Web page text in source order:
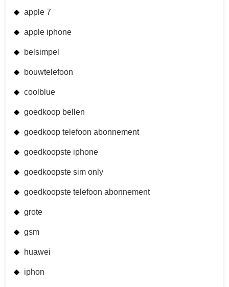
apple 7
apple iphone
belsimpel
bouwtelefoon
coolblue
goedkoop bellen
goedkoop telefoon abonnement
goedkoopste iphone
goedkoopste sim only
goedkoopste telefoon abonnement
grote
gsm
huawei
iphon